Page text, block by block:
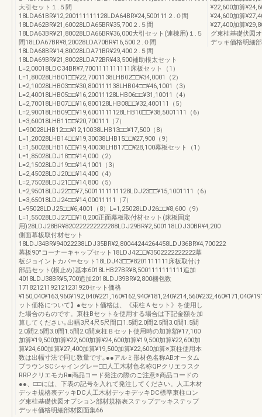
大引セット１.５間
18LDA61BR¥12,200111111128LDA64BR¥24,500111２.０間
18LDA62BR¥21,60028LDA65BR¥35,700２.５間
18LDA63BR¥21,80028LDA66BR¥36,000大引セット(連棟用)１.５
間18LDA67BR¥8,20028LDA70BR¥16,500２.０間
18LDA68BR¥14,80028LDA71BR¥29,400２.５間
18LDA69BR¥21,80028LDA72BR¥43,500補助根太セット
L=2,00018LDC34BR¥7,7001111111111床板セット（1）
L=1,80028LHB01□□¥22,7001138LHB02□□¥34,0001（2）
L=2,10028LHB03□□¥30,800111138LHB04□□¥46,1001（3）
L=2,40018LHB05□□¥16,20011128LHB06□□¥31,10011（4）
L=2,70018LHB07□□¥16,800128LHB08□□¥32,400111（5）
L=2,90018LHB09□□¥19,6001111128LHB10□□¥38,5001111（6）
L=3,60018LHB11□□¥20,700111（7）
L=90028LHB12□□¥12,10038LHB13□□¥17,500（8）
L=1,20028LHB14□□¥19,30038LHB15□□¥27,900（9）
L=1,50028LHB16□□¥19,40038LHB17□□¥28,100幕板セット（1）
L=1,85028LDJ18□□¥14,000（2）
L=2,15028LDJ19□□¥14,1001（3）
L=2,45028LDJ20□□¥14,400（4）
L=2,75028LDJ21□□¥14,800（5）
L=2,95018LDJ22□□¥7,5001111111128LDJ23□□¥15,1001111（6）
L=3,65018LDJ24□□¥14,00011111（7）
L=95028LDJ25□□¥6,4001（8）L=1,25028LDJ26□□¥8,600（9）
L=1,55028LDJ27□□¥10,200正面幕板取付材セット(床板固定
用)28LDJ28BR¥820222222222288LDJ29BR¥2,500118LDJ30BR¥4,200
側面幕板取付材セット
18LDJ34BR¥94022238LDJ35BR¥2,80044244264458LDJ36BR¥4,700222
幕板90°コーナーキャップセット18LDJ42□□¥3502222222222幕
板ジョイントカバーセット18LDJ43□□¥8201111111床板取付け
部品セット(横止め)基本6018LHB27BR¥8,5001111111111追加
4018LDJ38BR¥5,700追加2018LDJ39BR¥2,800梱包数
17182121192121231920セット価格
ット価格について】●セット価格は、《束柱Ａセット》を使用し
た場合のものです。束柱Bセットを使用する場合は下記金額を加
算してください｡出幅3尺4尺5尺間口1.5間2.0間2.5間3.0間1.5間
2.0間2.5間3.0間1.5間2.0間束柱Ｂセット使用時の加算額¥17,100
加算¥19,500加算¥22,600加算¥24,600加算¥19,500加算¥22,600加
算¥24,600加算¥27,400加算¥19,500加算¥22,600加算※束柱使用本
数は出幅寸法で同じ数量です｡●●アルミ形材色名称ABオータム
ブラウンSCシャイングレー□□人工木材色名称QPクリエラスク
RRPクリエモカR■商品コード発注の際のご注意※商品コードの
●●、□□には、下表の記号を入れて発注してください。人工木材
デッキ規格表デッキDC人工木材デッキデッキDC標準束柱ロン
グ束柱基礎伏図オプション部材規格表ステップデッキステップ
デッキ価格明細部材図面集66
¥22,600加算
¥24,600加算
¥27,400加算
グ束柱基礎伏図
デッキ価格明細